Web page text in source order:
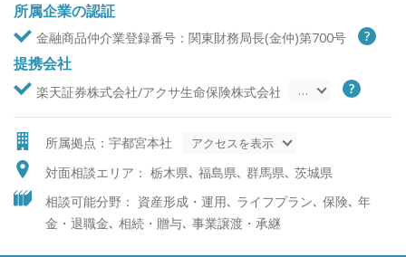
所属企業の認証
金融商品仲介業登録番号：関東財務局長(金仲)第700号
提携会社
楽天証券株式会社/アクサ生命保険株式会社/アフラック/オリッ
…
所属拠点：宇都宮本社 アクセスを表示
対面相談エリア： 栃木県､ 福島県､ 群馬県､ 茨城県
相談可能分野： 資産形成・運用､ ライフプラン､ 保険､ 年
金・退職金､ 相続・贈与､ 事業譲渡・承継